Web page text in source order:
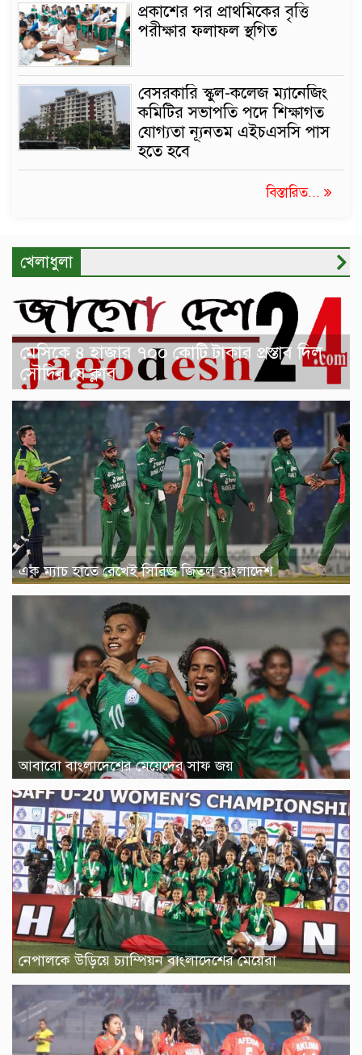
প্রকাশের পর প্রাথমিকের বৃত্তি
পরীক্ষার ফলাফল স্থগিত
বেসরকারি স্কুল-কলেজ ম্যানেজিং
কমিটির সভাপতি পদে শিক্ষাগত
যোগ্যতা ন্যূনতম এইচএসসি পাস
হতে হবে
বিস্তারিত...
খেলাধুলা
মেসিকে ৪ হাজার ৭০০ কোটি টাকার প্রস্তাব দিল
সৌদির যে ক্লাব
এক ম্যাচ হাতে রেখেই সিরিজ জিতল বাংলাদেশ
আবারো বাংলাদেশের মেয়েদের সাফ জয়
নেপালকে উড়িয়ে চ্যাম্পিয়ন বাংলাদেশের মেয়েরা